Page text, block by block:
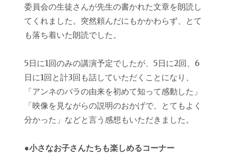
委員会の生徒さんが先生の書かれた文章を朗読し
てくれました。突然頼んだにもかかわらず、とて
も落ち着いた朗読でした。
5日に1回のみの講演予定でしたが、5日に2回、6
日に1回と計3回も話していただくことになり、
「アンネのバラの由来を初めて知って感動した」
「映像を見ながらの説明のおかげで、とてもよく
分かった」などと言う感想もいただきました。
●小さなお子さんたちも楽しめるコーナー